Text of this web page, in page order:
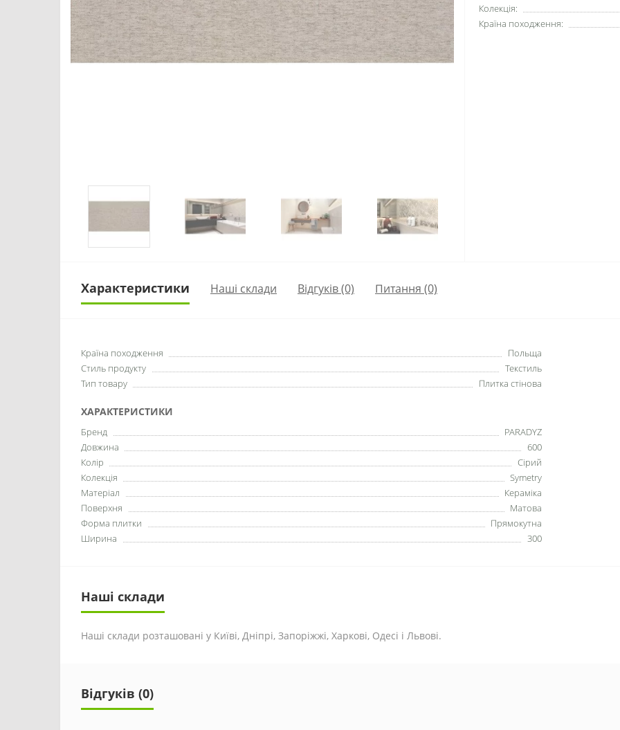
Колекція:
Країна походження:
Характеристики Наші склади Відгуків (0) Питання (0)
Країна походження
Польща
Стиль продукту
Текстиль
Тип товару
Плитка стінова
ХАРАКТЕРИСТИКИ
Бренд
PARADYZ
Довжина
600
Колір
Сірий
Колекція
Symetry
Матеріал
Кераміка
Поверхня
Матова
Форма плитки
Прямокутна
Ширина
300
Наші склади
Наші склади розташовані у Київі, Дніпрі, Запоріжжі, Харкові, Одесі і Львові.
Відгуків (0)